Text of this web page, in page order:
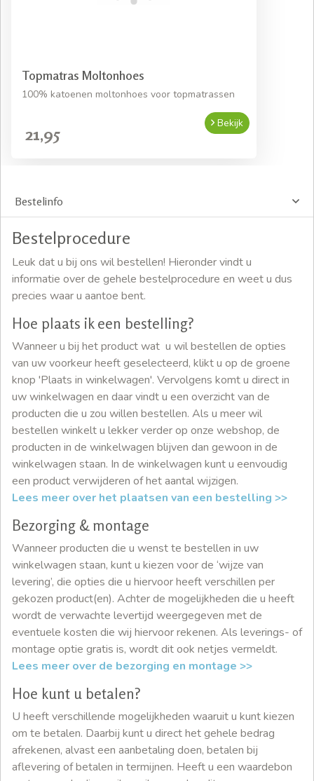
Topmatras Moltonhoes
100% katoenen moltonhoes voor topmatrassen
21,95
Bekijk
Bestelinfo
Bestelprocedure
Leuk dat u bij ons wil bestellen! Hieronder vindt u
informatie over de gehele bestelprocedure en weet u dus
precies waar u aantoe bent.
Hoe plaats ik een bestelling?
Wanneer u bij het product wat u wil bestellen de opties
van uw voorkeur heeft geselecteerd, klikt u op de groene
knop 'Plaats in winkelwagen'. Vervolgens komt u direct in
uw winkelwagen en daar vindt u een overzicht van de
producten die u zou willen bestellen. Als u meer wil
bestellen winkelt u lekker verder op onze webshop, de
producten in de winkelwagen blijven dan gewoon in de
winkelwagen staan. In de winkelwagen kunt u eenvoudig
een product verwijderen of het aantal wijzigen.
Lees meer over het plaatsen van een bestelling >>
Bezorging & montage
Wanneer producten die u wenst te bestellen in uw
winkelwagen staan, kunt u kiezen voor de ‘wijze van
levering’, die opties die u hiervoor heeft verschillen per
gekozen product(en). Achter de mogelijkheden die u heeft
wordt de verwachte levertijd weergegeven met de
eventuele kosten die wij hiervoor rekenen. Als leverings- of
montage optie gratis is, wordt dit ook netjes vermeldt.
Lees meer over de bezorging en montage >>
Hoe kunt u betalen?
U heeft verschillende mogelijkheden waaruit u kunt kiezen
om te betalen. Daarbij kunt u direct het gehele bedrag
afrekenen, alvast een aanbetaling doen, betalen bij
aflevering of betalen in termijnen. Heeft u een waardebon